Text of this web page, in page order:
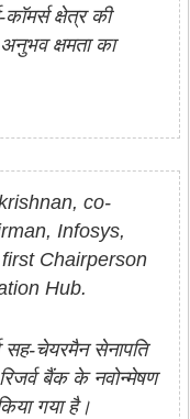
क्षेत्र की
क्षमता का
co-
Infosys,
Chairperson
Hub.
चेयरमैन सेनापति
बैंक के नवोन्मेषण
गया है।